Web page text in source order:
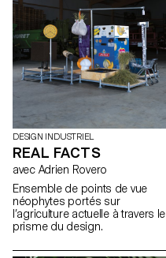
mesurons le familier (longueur,
poids, volume) et l'inhabituel
(son, rayonnement, tension),
nous avons des systèmes de
mesure pour la vie quotidienne
et pour les experts. Pour cet
atelier, les étudiants du
développé des appareils de
mesure alternatifs.
DESIGN INDUSTRIEL
REAL FACTS
avec Adrien Rovero
Ensemble de points de vue
néophytes portés sur
l’agriculture actuelle à travers le
prisme du design.